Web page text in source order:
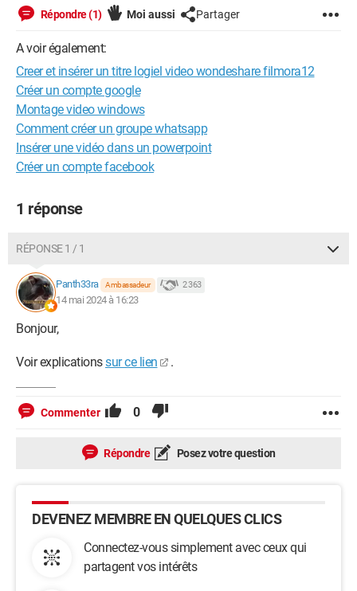
Répondre (1) Moi aussi Partager
A voir également:
Creer et insérer un titre logiel video wondeshare filmora12
Créer un compte google
Montage video windows
Comment créer un groupe whatsapp
Insérer une vidéo dans un powerpoint
Créer un compte facebook
1 réponse
RÉPONSE 1 / 1
Panth33ra Ambassadeur 2 363
14 mai 2024 à 16:23
Bonjour,
Voir explicationssur ce lien .
Commenter 0
Répondre Posez votre question
DEVENEZ MEMBRE EN QUELQUES CLICS
Connectez-vous simplement avec ceux qui
partagent vos intérêts